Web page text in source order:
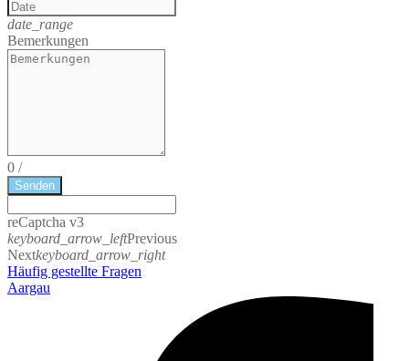
date_range
Bemerkungen
0 /
Senden
reCaptcha v3
keyboard_arrow_leftPrevious
Nextkeyboard_arrow_right
Häufig gestellte Fragen
Aargau